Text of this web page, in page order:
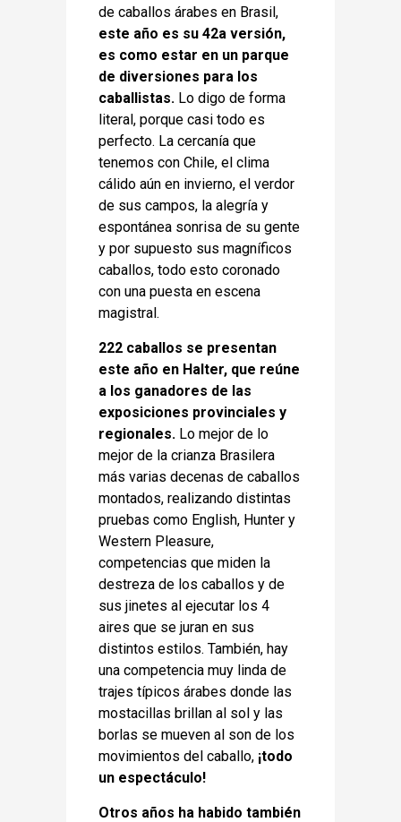
de caballos árabes en Brasil,
este año es su 42a versión,
es como estar en un parque
de diversiones para los
caballistas. Lo digo de forma
literal, porque casi todo es
perfecto. La cercanía que
tenemos con Chile, el clima
cálido aún en invierno, el verdor
de sus campos, la alegría y
espontánea sonrisa de su gente
y por supuesto sus magníficos
caballos, todo esto coronado
con una puesta en escena
magistral.
222 caballos se presentan
este año en Halter, que reúne
a los ganadores de las
exposiciones provinciales y
regionales. Lo mejor de lo
mejor de la crianza Brasilera
más varias decenas de caballos
montados, realizando distintas
pruebas como English, Hunter y
Western Pleasure,
competencias que miden la
destreza de los caballos y de
sus jinetes al ejecutar los 4
aires que se juran en sus
distintos estilos. También, hay
una competencia muy linda de
trajes típicos árabes donde las
mostacillas brillan al sol y las
borlas se mueven al son de los
movimientos del caballo, ¡todo
un espectáculo!
Otros años ha habido también